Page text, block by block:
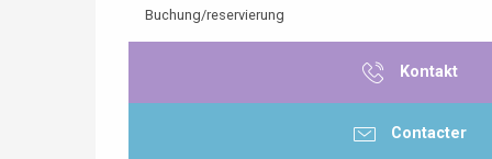
Buchung/reservierung
Kontakt
Contacter